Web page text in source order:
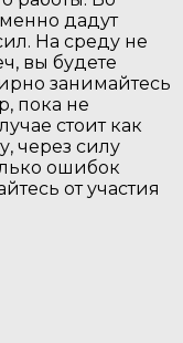
дадут
На среду не
вы будете
занимайтесь
пока не
стоит как
через силу
ошибок
от участия